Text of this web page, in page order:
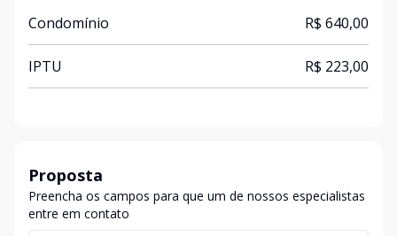
Condomínio R$ 640,00
IPTU R$ 223,00
Proposta
Preencha os campos para que um de nossos especialistas
entre em contato